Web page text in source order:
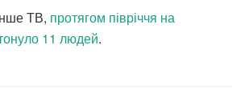
ТВ, протягом півріччя на
11 людей.